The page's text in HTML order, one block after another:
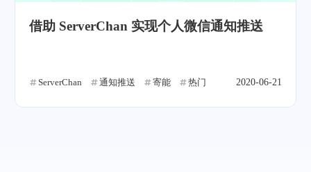
借助 ServerChan 实现个人微信通知推送
ServerChan 通知推送 寄能 热门 2020-06-21